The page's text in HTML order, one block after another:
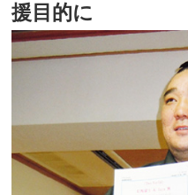
援目的に